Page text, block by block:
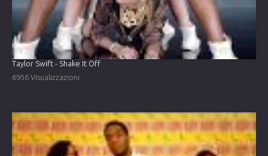
Taylor Swift - Shake It Off
6956 Visualizzazioni